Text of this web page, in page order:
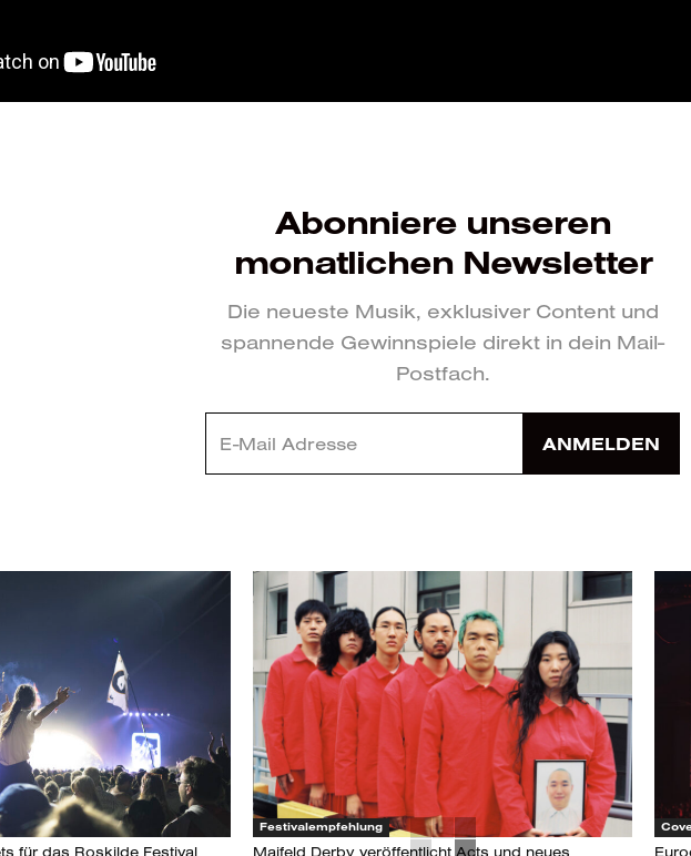
Abonniere unseren
monatlichen Newsletter
Die neueste Musik, exklusiver Content und
spannende Gewinnspiele direkt in dein Mail-
Postfach.
ANMELDEN
für das Roskilde Festival
Festivalempfehlung
Maifeld Derby veröffentlicht Acts und neues